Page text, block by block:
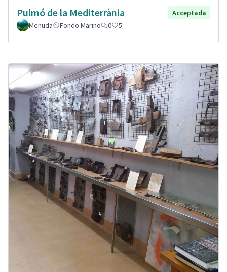
Pulmó de la Mediterrània
Acceptada
Menuda
Fondo Marino 0 5